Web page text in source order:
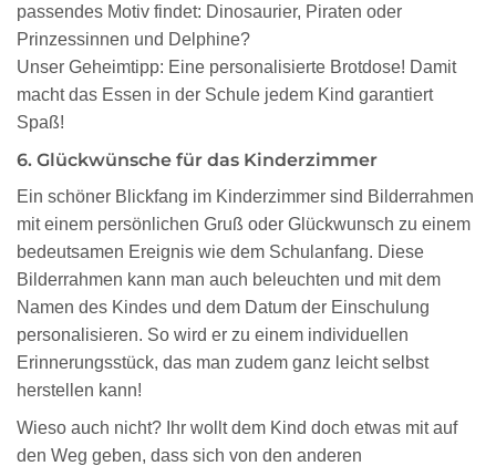
passendes Motiv findet: Dinosaurier, Piraten oder
Prinzessinnen und Delphine?
Unser Geheimtipp: Eine personalisierte Brotdose! Damit
macht das Essen in der Schule jedem Kind garantiert
Spaß!
6. Glückwünsche für das Kinderzimmer
Ein schöner Blickfang im Kinderzimmer sind Bilderrahmen
mit einem persönlichen Gruß oder Glückwunsch zu einem
bedeutsamen Ereignis wie dem Schulanfang. Diese
Bilderrahmen kann man auch beleuchten und mit dem
Namen des Kindes und dem Datum der Einschulung
personalisieren. So wird er zu einem individuellen
Erinnerungsstück, das man zudem ganz leicht selbst
herstellen kann!
Wieso auch nicht? Ihr wollt dem Kind doch etwas mit auf
den Weg geben, dass sich von den anderen